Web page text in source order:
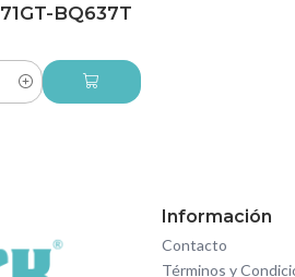
BQ637T
Información
Contacto
Términos y